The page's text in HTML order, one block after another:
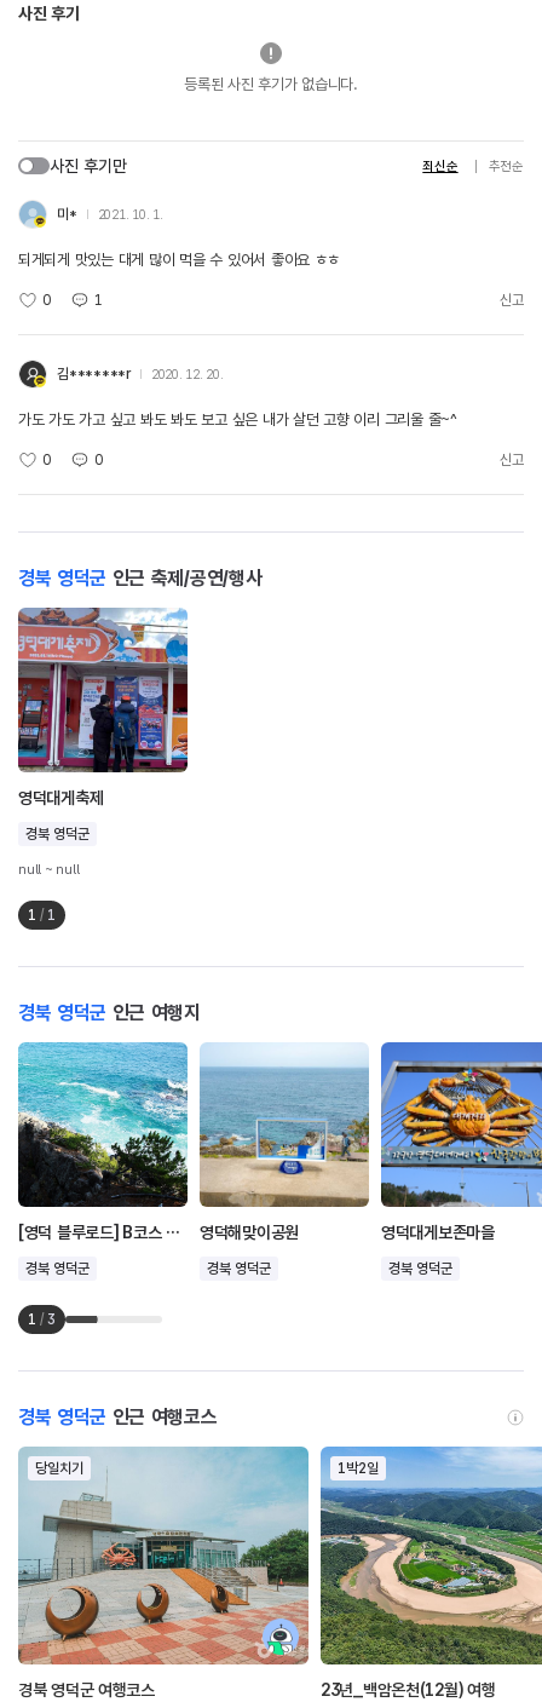
사진 후기
등록된 사진 후기가 없습니다.
사진 후기만 최신순 추천순
미* 2021. 10. 1.
되게되게 맛있는 대게 많이 먹을 수 있어서 좋아요 ㅎㅎ
0 1 신고
김*******r 2020. 12. 20.
가도 가도 가고 싶고 봐도 봐도 보고 싶은 내가 살던 고향 이리 그리울 줄~^
0 0 신고
경북 영덕군 인근 축제/공연/행사
영덕대게축제
경북 영덕군
null ~ null
1 / 1
경북 영덕군 인근 여행지
[영덕 블루로드] B코스 푸른대게의 길
경북 영덕군
영덕해맞이공원
경북 영덕군
영덕대게보존마을
경북 영덕군
1 / 3
경북 영덕군 인근 여행코스
당일치기
경북 영덕군 여행코스
1박2일
23년_백암온천(12월) 여행